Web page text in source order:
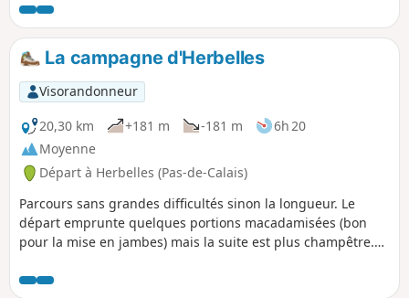
demi-tour et de naviguer dans le sens désiré : vers la ville,
la Lys, le Canal vers Saint-Omer ou Béthune. C'est un sentier
balisé de la Communauté d'Agglomération du Pays de
Saint-Omer.
La campagne d'Herbelles
Visorandonneur
20,30 km
+181 m -181 m
6h 20
Moyenne
Départ à Herbelles (Pas-de-Calais)
Parcours sans grandes difficultés sinon la longueur. Le
départ emprunte quelques portions macadamisées (bon
pour la mise en jambes) mais la suite est plus champêtre.